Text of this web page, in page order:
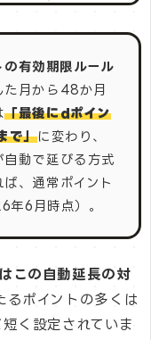
有効期限ルール
た月から48か月
「最後にdポイン
で」に変わり、
動で延びる方式
、通常ポイント
年6月時点）。
この自動延長の対
るポイントの多くは
く設定されていま